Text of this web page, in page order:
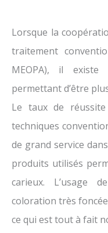
Lorsque la
traitement
MEOPA), il existe
permettant d’être
Le taux de
techniques
de grand service
produits utilisés
carieux. L’usage
coloration très
ce qui est tout à fait